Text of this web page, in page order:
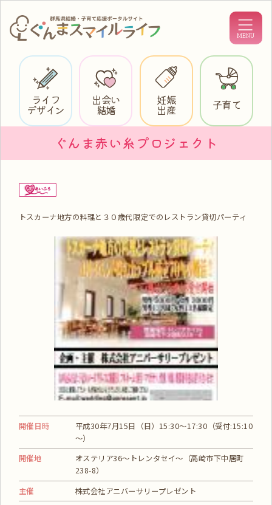
ライフ
デザイン
出会い
結婚
妊娠
出産 子育て
ぐんま赤い糸プロジェクト
トスカーナ地方の料理と３０歳代限定でのレストラン貸切パーティ
開催日時
平成30年7月15日（日）15:30～17:30（受付:15:10
～）
開催地
オステリア36～トレンタセイ～（高崎市下中居町
238-8）
主催
株式会社アニバーサリープレゼント